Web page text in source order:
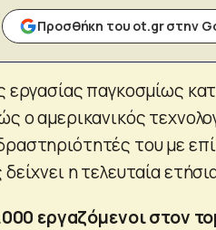
Προσθήκη του ot.gr στην
εργασίας παγκοσμίως
ο αμερικανικός
του με
η τελευταία
εργαζόμενοι στον